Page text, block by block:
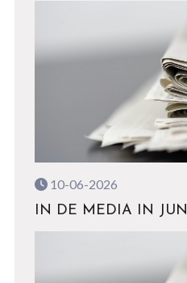
10-06-2026
IN DE MEDIA IN JUNI